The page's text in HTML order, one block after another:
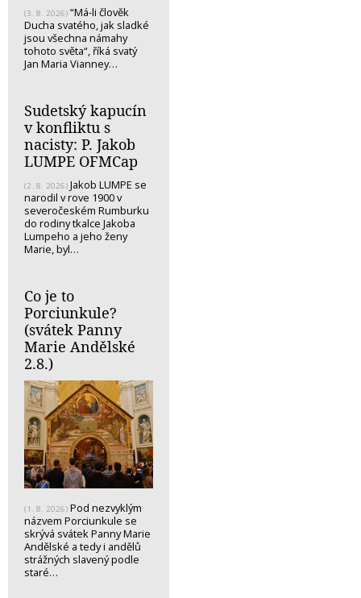
(3. 8. 2026) “Má-li člověk
Ducha svatého, jak sladké
jsou všechna námahy
tohoto světa“, říká svatý
Jan Maria Vianney…
Sudetský kapucín
v konfliktu s
nacisty: P. Jakob
LUMPE OFMCap
(2. 8. 2026) Jakob LUMPE se
narodil v rove 1900 v
severočeském Rumburku
do rodiny tkalce Jakoba
Lumpeho a jeho ženy
Marie, byl…
Co je to
Porciunkule?
(svátek Panny
Marie Andělské
2.8.)
(1. 8. 2026) Pod nezvyklým
názvem Porciunkule se
skrývá svátek Panny Marie
Andělské a tedy i andělů
strážných slavený podle
staré…